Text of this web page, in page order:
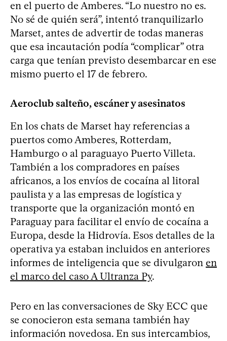
en el puerto de Amberes. “Lo nuestro no es.
No sé de quién será”, intentó tranquilizarlo
Marset, antes de advertir de todas maneras
que esa incautación podía “complicar” otra
carga que tenían previsto desembarcar en ese
mismo puerto el 17 de febrero.
Aeroclub salteño, escáner y asesinatos
En los chats de Marset hay referencias a
puertos como Amberes, Rotterdam,
Hamburgo o al paraguayo Puerto Villeta.
También a los compradores en países
africanos, a los envíos de cocaína al litoral
paulista y a las empresas de logística y
transporte que la organización montó en
Paraguay para facilitar el envío de cocaína a
Europa, desde la Hidrovía. Esos detalles de la
operativa ya estaban incluidos en anteriores
informes de inteligencia que se divulgaron en
el marco del caso A Ultranza Py.
Pero en las conversaciones de Sky ECC que
se conocieron esta semana también hay
información novedosa. En sus intercambios,